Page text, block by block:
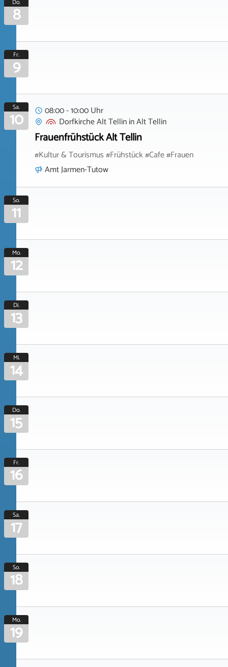
Do.
8
Fr.
9
Sa.
10
08:00 - 10:00 Uhr
Dorfkirche Alt TellininAlt Tellin
Frauenfrühstück Alt Tellin
#Kultur & Tourismus #Frühstück #Cafe #Frauen
Amt Jarmen-Tutow
So.
11
Mo.
12
Di.
13
Mi.
14
Do.
15
Fr.
16
Sa.
17
So.
18
Mo.
19